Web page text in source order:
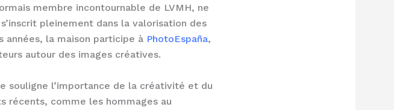
membre incontournable de LVMH, ne
pleinement dans la valorisation des
années, la maison participe à PhotoEspaña,
autour des images créatives.
souligne l’importance de la créativité et du
récents, comme les hommages au